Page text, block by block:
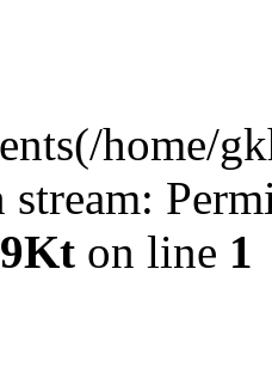
home/
on line 1